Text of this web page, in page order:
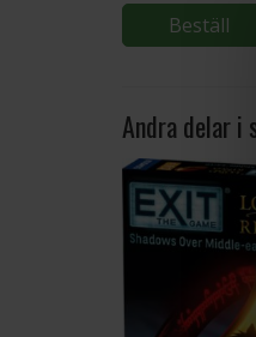
Beställ
Andra delar i